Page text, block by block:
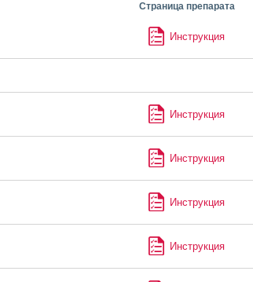
Страница препарата
Инструкция
Инструкция
Инструкция
Инструкция
Инструкция